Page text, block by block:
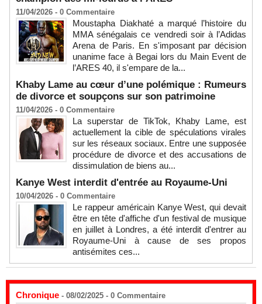
11/04/2026 - 0 Commentaire
Moustapha Diakhaté a marqué l’histoire du
MMA sénégalais ce vendredi soir à l’Adidas
Arena de Paris. En s'imposant par décision
unanime face à Begai lors du Main Event de
l’ARES 40, il s'empare de la...
Khaby Lame au cœur d’une polémique : Rumeurs
de divorce et soupçons sur son patrimoine
11/04/2026 - 0 Commentaire
La superstar de TikTok, Khaby Lame, est
actuellement la cible de spéculations virales
sur les réseaux sociaux. Entre une supposée
procédure de divorce et des accusations de
dissimulation de biens au...
Kanye West interdit d'entrée au Royaume-Uni
10/04/2026 - 0 Commentaire
Le rappeur américain Kanye West, qui devait
être en tête d'affiche d'un festival de musique
en juillet à Londres, a été interdit d'entrer au
Royaume-Uni à cause de ses propos
antisémites ces...
Chronique - 08/02/2025 - 0 Commentaire